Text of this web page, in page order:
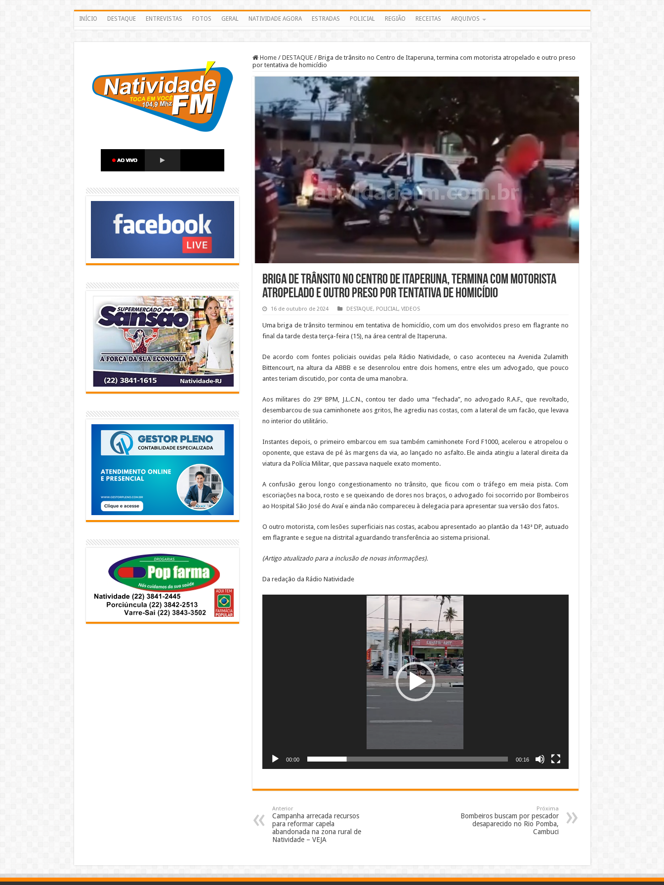
INÍCIO DESTAQUE ENTREVISTAS FOTOS GERAL NATIVIDADE AGORA ESTRADAS POLICIAL REGIÃO RECEITAS ARQUIVOS
Home / DESTAQUE / Briga de trânsito no Centro de Itaperuna, termina com motorista atropelado e outro preso
por tentativa de homicídio
Briga de trânsito no Centro de Itaperuna, termina com motorista
atropelado e outro preso por tentativa de homicídio
16 de outubro de 2024 DESTAQUE, POLICIAL , VIDEOS
Uma briga de trânsito terminou em tentativa de homicídio, com um dos envolvidos preso em flagrante no
final da tarde desta terça-feira (15), na área central de Itaperuna.
De acordo com fontes policiais ouvidas pela Rádio Natividade, o caso aconteceu na Avenida Zulamith
Bittencourt, na altura da ABBB e se desenrolou entre dois homens, entre eles um advogado, que pouco
antes teriam discutido, por conta de uma manobra.
Aos militares do 29º BPM, J.L.C.N., contou ter dado uma “fechada”, no advogado R.A.F., que revoltado,
desembarcou de sua caminhonete aos gritos, lhe agrediu nas costas, com a lateral de um facão, que levava
no interior do utilitário.
Instantes depois, o primeiro embarcou em sua também caminhonete Ford F1000, acelerou e atropelou o
oponente, que estava de pé às margens da via, ao lançado no asfalto. Ele ainda atingiu a lateral direita da
viatura da Polícia Militar, que passava naquele exato momento.
A confusão gerou longo congestionamento no trânsito, que ficou com o tráfego em meia pista. Com
escoriações na boca, rosto e se queixando de dores nos braços, o advogado foi socorrido por Bombeiros
ao Hospital São José do Avaí e ainda não compareceu à delegacia para apresentar sua versão dos fatos.
O outro motorista, com lesões superficiais nas costas, acabou apresentado ao plantão da 143ª DP, autuado
em flagrante e segue na distrital aguardando transferência ao sistema prisional.
(Artigo atualizado para a inclusão de novas informações).
Da redação da Rádio Natividade
00:00 00:16
Anterior
Campanha arrecada recursos
para reformar capela
abandonada na zona rural de
Natividade – VEJA
Próxima
Bombeiros buscam por pescador
desaparecido no Rio Pomba,
Cambuci